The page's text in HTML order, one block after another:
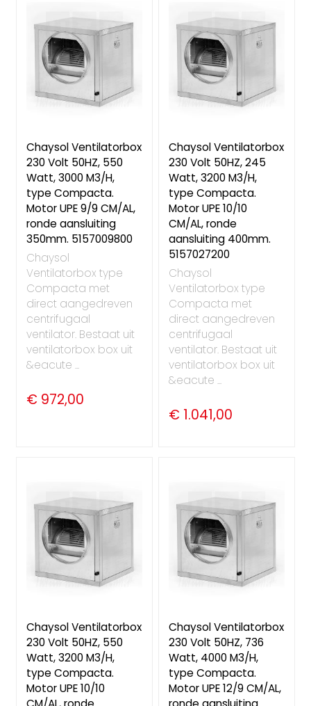
Chaysol Ventilatorbox
230 Volt 50HZ, 550
Watt, 3000 M3/H,
type Compacta.
Motor UPE 9/9 CM/AL,
ronde aansluiting
350mm. 5157009800
Chaysol
Ventilatorbox type
Compacta met
direct aangedreven
centrifugaal
ventilator. Bestaat uit
ventilatorbox box uit
&eacute ...
€ 972,00
Chaysol Ventilatorbox
230 Volt 50HZ, 245
Watt, 3200 M3/H,
type Compacta.
Motor UPE 10/10
CM/AL, ronde
aansluiting 400mm.
5157027200
Chaysol
Ventilatorbox type
Compacta met
direct aangedreven
centrifugaal
ventilator. Bestaat uit
ventilatorbox box uit
&eacute ...
€ 1.041,00
Chaysol Ventilatorbox
230 Volt 50HZ, 550
Watt, 3200 M3/H,
type Compacta.
Motor UPE 10/10
Chaysol Ventilatorbox
230 Volt 50HZ, 736
Watt, 4000 M3/H,
type Compacta.
Motor UPE 12/9 CM/AL,